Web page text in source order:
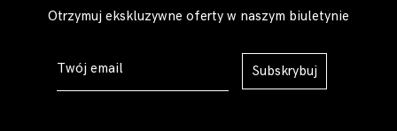
Otrzymuj ekskluzywne oferty w naszym biuletynie
Subskrybuj